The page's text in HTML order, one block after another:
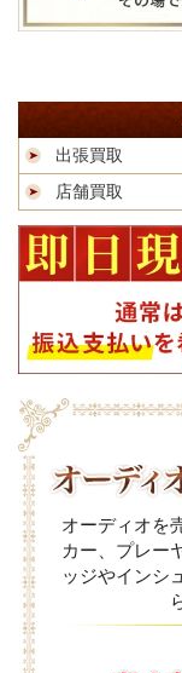
出張買取
店舗買取
オーディオを
カー、プレー
ッジやインシ